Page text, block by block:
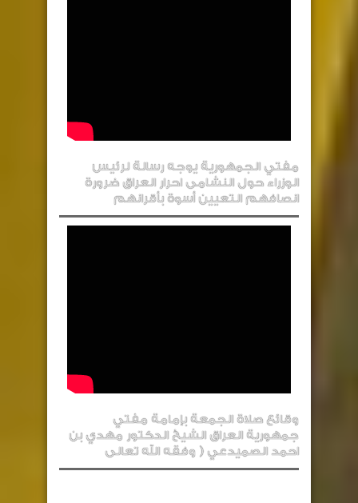
مفتي الجمهورية يوجه رسالة لرئيس
الوزراء حول النشامى احرار العراق ضرورة
انصافهم التعيين أسوة بأقرانهم
وقائع صلاة الجمعة بإمامة مفتي
جمهورية العراق الشيخ الدكتور مهدي بن
احمد الصميدعي ( وفقه الله تعالى